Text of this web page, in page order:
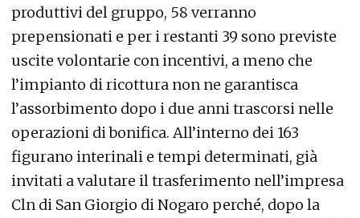
produttivi del gruppo, 58 verranno
prepensionati e per i restanti 39 sono previste
uscite volontarie con incentivi, a meno che
l’impianto di ricottura non ne garantisca
l’assorbimento dopo i due anni trascorsi nelle
operazioni di bonifica. All’interno dei 163
figurano interinali e tempi determinati, già
invitati a valutare il trasferimento nell’impresa
Cln di San Giorgio di Nogaro perché, dopo la